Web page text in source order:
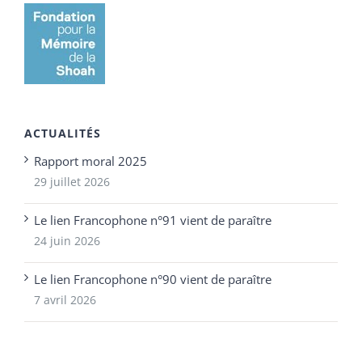
ACTUALITÉS
Rapport moral 2025
29 juillet 2026
Le lien Francophone n°91 vient de paraître
24 juin 2026
Le lien Francophone n°90 vient de paraître
7 avril 2026